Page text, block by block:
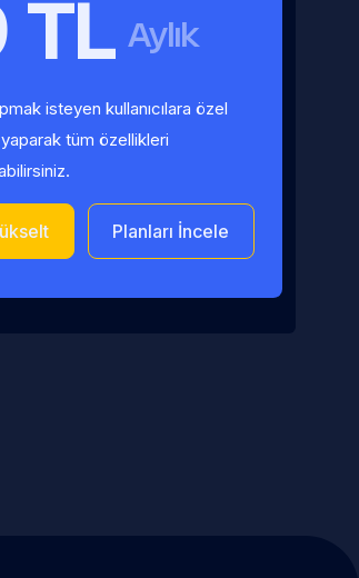
TL Aylık
isteyen kullanıcılara özel
tüm özellikleri
Planları İncele